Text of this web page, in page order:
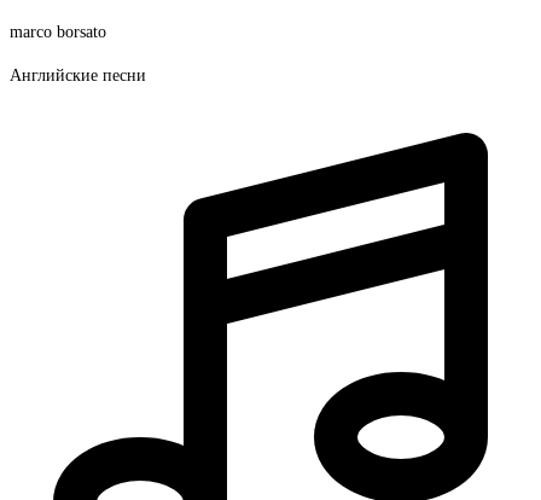
marco borsato
Английские песни